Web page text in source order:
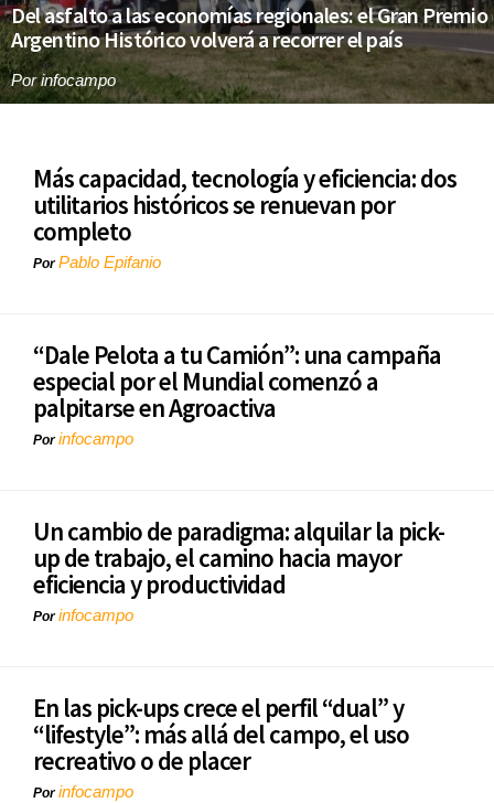
Del asfalto a las economías regionales: el Gran Premio
Argentino Histórico volverá a recorrer el país
Porinfocampo
Más capacidad, tecnología y eficiencia: dos
utilitarios históricos se renuevan por
completo
PorPablo Epifanio
“Dale Pelota a tu Camión”: una campaña
especial por el Mundial comenzó a
palpitarse en Agroactiva
Porinfocampo
Un cambio de paradigma: alquilar la pick-
up de trabajo, el camino hacia mayor
eficiencia y productividad
Porinfocampo
En las pick-ups crece el perfil “dual” y
“lifestyle”: más allá del campo, el uso
recreativo o de placer
Porinfocampo